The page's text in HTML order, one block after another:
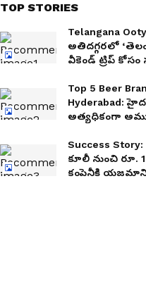
TOP STORIES
Telangana
అతిదగ్గరలో
వీకెండ్ ట్రిప్ కోసం
Top 5 Beer
Hyderabad:
అత్యధికంగా
Success
కూలీ నుంచి రూ.
కంపెనీకి